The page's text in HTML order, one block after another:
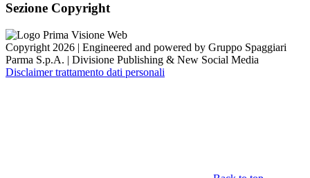
Sezione Copyright
Copyright 2026 | Engineered and powered by Gruppo Spaggiari
Parma S.p.A. | Divisione Publishing & New Social Media
Disclaimer trattamento dati personali